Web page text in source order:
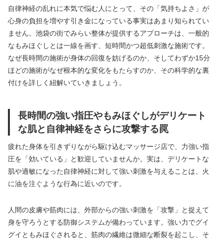
自律神経の乱れに本気で悩む人にとって、その「気持ちよさ」が
心身の負担を増やす引き金になっている事実はあまり知られてい
ません。池袋の街でみらい整体が提供するアプローチは、一般的
なもみほぐしとは一線を画す、短時間かつ超低刺激な施術です。
なぜ長時間の施術が身体の回復を妨げるのか、そしてわずか15分
ほどの施術がなぜ根本的な変化をもたらすのか、その科学的な裏
付けを詳しく紐解いていきましょう。
長時間の強い指圧やもみほぐしがデリケート
な肌と自律神経をさらに攻撃する罠
疲れた身体を引きずりながら駆け込むマッサージ店で、力強い指
圧を「効いている」と歓迎していませんか。実は、デリケートな
肌や過敏になった自律神経に対して強い刺激を与えることは、火
に油を注ぐような行為に近いのです。
人間の皮膚や筋肉には、外部からの強い刺激を「攻撃」と捉えて
身を守ろうとする防御システムが備わっています。強い力でグイ
グイともみほぐされると、筋肉の繊維は微細な断裂を起こし、そ